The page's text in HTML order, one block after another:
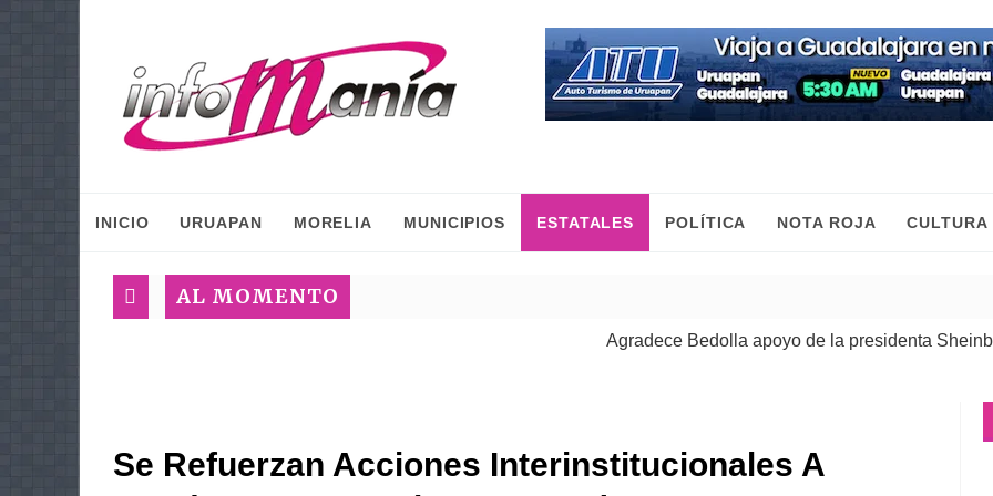
INICIO URUAPAN MORELIA MUNICIPIOS ESTATALES POLÍTICA NOTA ROJA CULTURA
AL MOMENTO
Agradece Bedolla apoyo de la presidenta Sheinbaum
Se Refuerzan Acciones Interinstitucionales A